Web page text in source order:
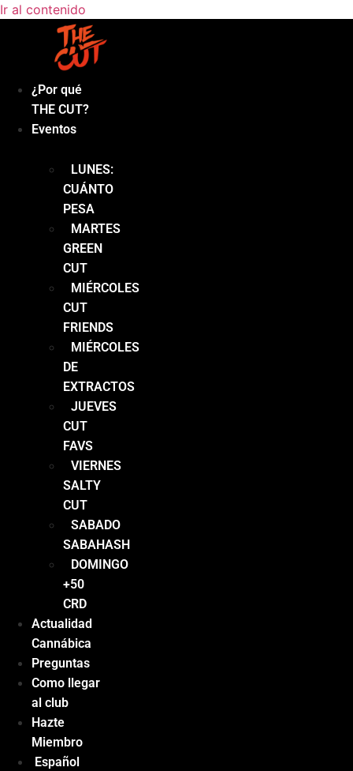
Ir al contenido
¿Por qué
THE CUT?
Eventos
LUNES:
CUÁNTO
PESA
MARTES
GREEN
CUT
MIÉRCOLES
CUT
FRIENDS
MIÉRCOLES
DE
EXTRACTOS
JUEVES
CUT
FAVS
VIERNES
SALTY
CUT
SABADO
SABAHASH
DOMINGO
+50
CRD
Actualidad
Cannábica
Preguntas
Como llegar
al club
Hazte
Miembro
Español